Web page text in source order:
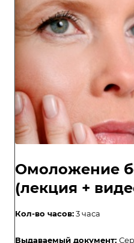
Омоложение
(лекция +
Кол-во часов:3 часа
Выдаваемый документ: